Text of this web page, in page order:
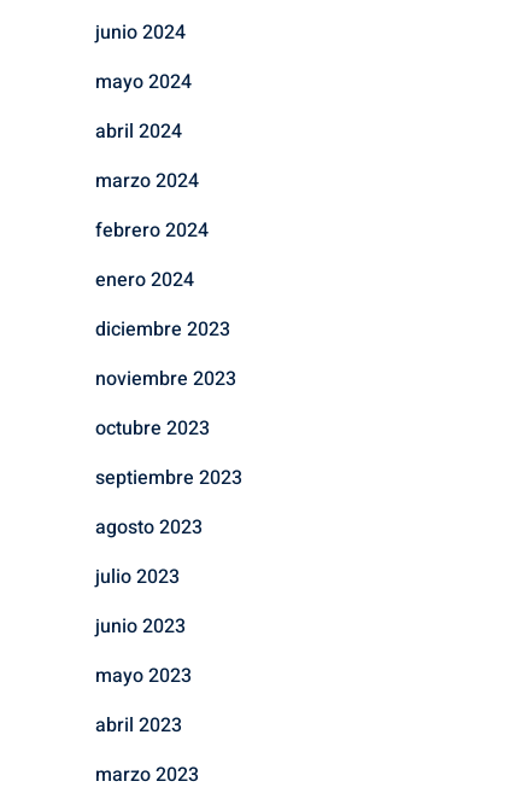
junio 2024
mayo 2024
abril 2024
marzo 2024
febrero 2024
enero 2024
diciembre 2023
noviembre 2023
octubre 2023
septiembre 2023
agosto 2023
julio 2023
junio 2023
mayo 2023
abril 2023
marzo 2023